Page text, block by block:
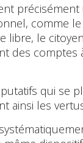
comme
le
des comptes
qui se
ainsi les